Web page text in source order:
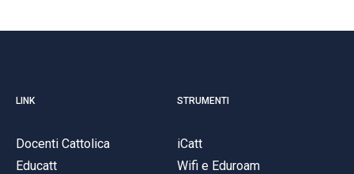
LINK
Docenti Cattolica
Educatt
STRUMENTI
iCatt
Wifi e Eduroam